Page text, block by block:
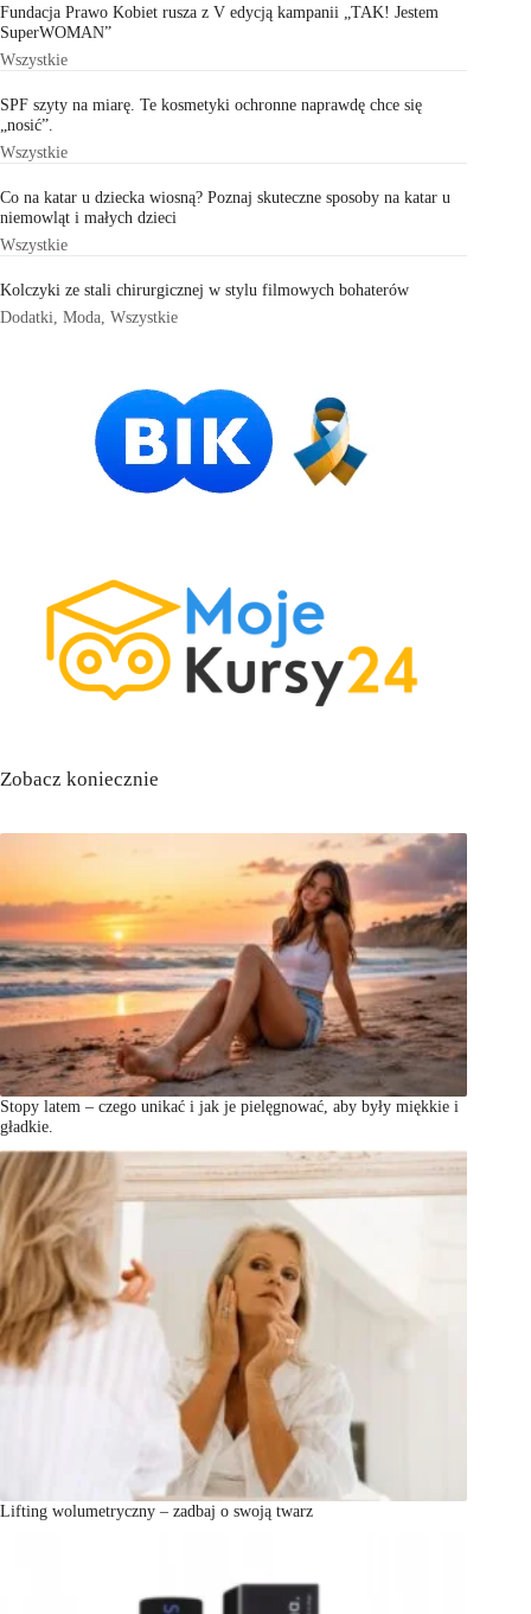
Fundacja Prawo Kobiet rusza z V edycją kampanii „TAK! Jestem
SuperWOMAN”
Wszystkie
SPF szyty na miarę. Te kosmetyki ochronne naprawdę chce się
„nosić”.
Wszystkie
Co na katar u dziecka wiosną? Poznaj skuteczne sposoby na katar u
niemowląt i małych dzieci
Wszystkie
Kolczyki ze stali chirurgicznej w stylu filmowych bohaterów
Dodatki Moda Wszystkie
Zobacz koniecznie
Stopy latem – czego unikać i jak je pielęgnować, aby były miękkie i
gładkie.
Lifting wolumetryczny – zadbaj o swoją twarz